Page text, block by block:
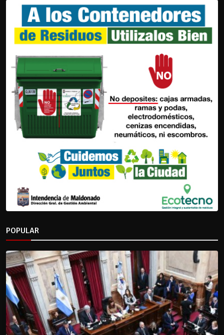
POPULAR